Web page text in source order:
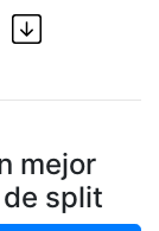
mejor
split